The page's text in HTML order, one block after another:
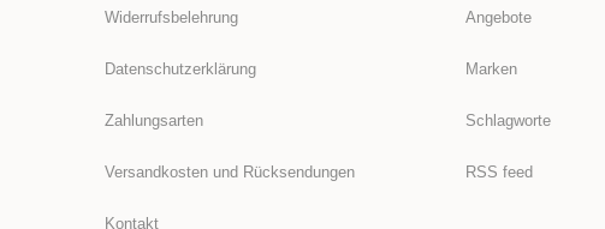
Widerrufsbelehrung
Datenschutzerklärung
Zahlungsarten
Versandkosten und Rücksendungen
Kontakt
Angebote
Marken
Schlagworte
RSS feed